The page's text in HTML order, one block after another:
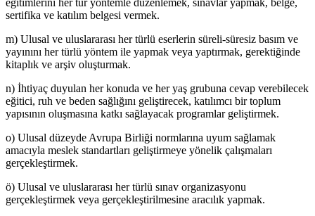
eğitimlerini her tür yöntemle düzenlemek, sınavlar yapmak, belge,
sertifika ve katılım belgesi vermek.
m) Ulusal ve uluslararası her türlü eserlerin süreli-süresiz basım ve
yayınını her türlü yöntem ile yapmak veya yaptırmak, gerektiğinde
kitaplık ve arşiv oluşturmak.
n) İhtiyaç duyulan her konuda ve her yaş grubuna cevap verebilecek
eğitici, ruh ve beden sağlığını geliştirecek, katılımcı bir toplum
yapısının oluşmasına katkı sağlayacak programlar geliştirmek.
o) Ulusal düzeyde Avrupa Birliği normlarına uyum sağlamak
amacıyla meslek standartları geliştirmeye yönelik çalışmaları
gerçekleştirmek.
ö) Ulusal ve uluslararası her türlü sınav organizasyonu
gerçekleştirmek veya gerçekleştirilmesine aracılık yapmak.